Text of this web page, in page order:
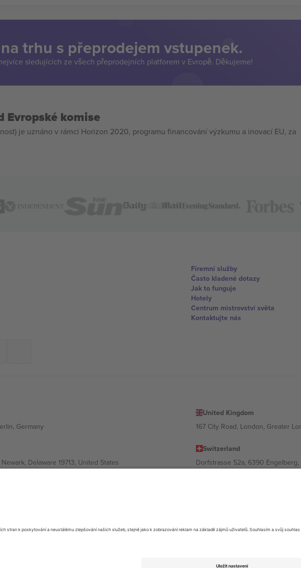
trhu s přeprodejem vstupenek.
sledujících ze všech přeprodejních platforem v Evropě. Děkujeme!
Evropské komise
je uznáno v rámci Horizon 2020, programu financování výzkumu a inovací EU, za
Firemní služby
Často kladené dotazy
Jak to funguje
Hotely
Centrum mistrovství světa
Kontaktujte nás
Germany
United Kingdom
167 City Road, London, Greater
Delaware 19713, United States
Switzerland
Dorfstrasse 52a, 6390
53-55, 1606 Sofia, Bulgaria
Cuauhtémoc, 06700 Ciudad de México, CDMX, Mexico